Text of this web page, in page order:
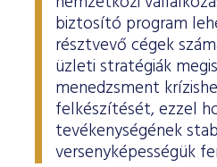
biztosító program
résztvevő cégek
üzleti stratégiák
menedzsment
felkészítését, ezzel
tevékenységének
versenyképességük